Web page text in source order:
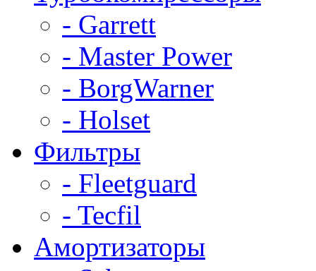
- Garrett
- Master Power
- BorgWarner
- Holset
Фильтры
- Fleetguard
- Tecfil
Амортизаторы